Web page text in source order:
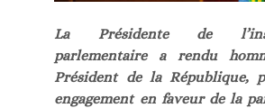
La Présidente de
parlementaire a rendu
Président de la République,
engagement en faveur de la